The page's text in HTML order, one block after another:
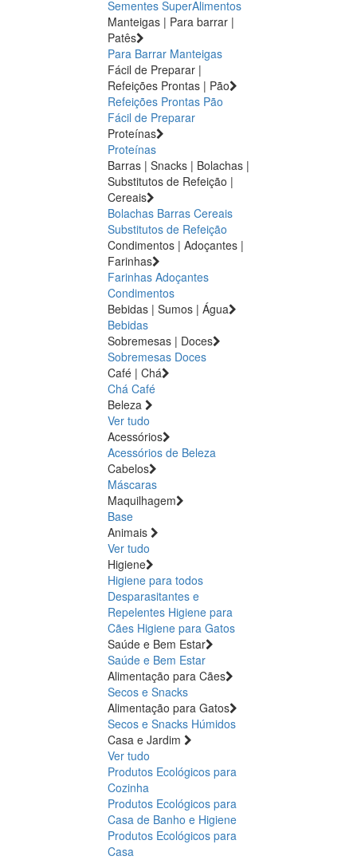
Sementes SuperAlimentos
Manteigas | Para barrar |
Patês
Para Barrar Manteigas
Fácil de Preparar |
Refeições Prontas | Pão
Refeições Prontas Pão
Fácil de Preparar
Proteínas
Proteínas
Barras | Snacks | Bolachas |
Substitutos de Refeição |
Cereais
Bolachas Barras Cereais
Substitutos de Refeição
Condimentos | Adoçantes |
Farinhas
Farinhas Adoçantes
Condimentos
Bebidas | Sumos | Água
Bebidas
Sobremesas | Doces
Sobremesas Doces
Café | Chá
Chá Café
Beleza
Ver tudo
Acessórios
Acessórios de Beleza
Cabelos
Máscaras
Maquilhagem
Base
Animais
Ver tudo
Higiene
Higiene para todos
Desparasitantes e
Repelentes Higiene para
Cães Higiene para Gatos
Saúde e Bem Estar
Saúde e Bem Estar
Alimentação para Cães
Secos e Snacks
Alimentação para Gatos
Secos e Snacks Húmidos
Casa e Jardim
Ver tudo
Produtos Ecológicos para
Cozinha
Produtos Ecológicos para
Casa de Banho e Higiene
Produtos Ecológicos para
Casa